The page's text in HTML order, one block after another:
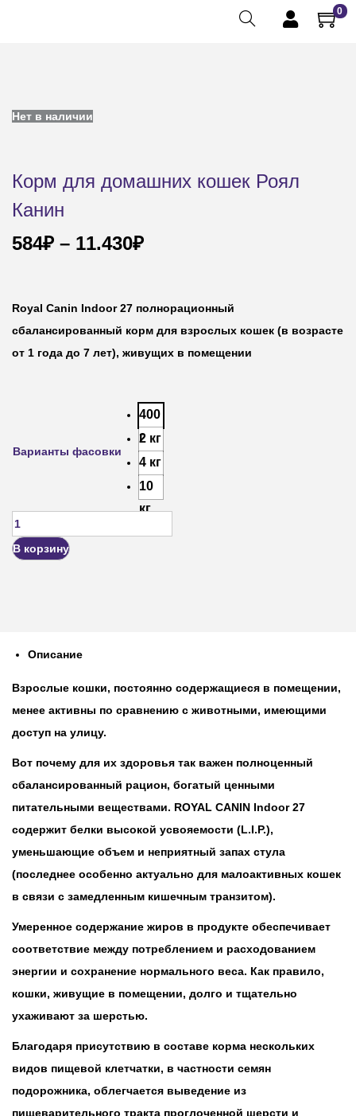
0
Нет в наличии
Корм для домашних кошек Роял
Канин
584₽ – 11.430₽
Royal Canin Indoor 27 полнорационный
сбалансированный корм для взрослых кошек (в возрасте
от 1 года до 7 лет), живущих в помещении
Варианты фасовки
400
г
2 кг
4 кг
10
кг
В корзину
Описание
Взрослые кошки, постоянно содержащиеся в помещении,
менее активны по сравнению с животными, имеющими
доступ на улицу.
Вот почему для их здоровья так важен полноценный
сбалансированный рацион, богатый ценными
питательными веществами. ROYAL CANIN Indoor 27
содержит белки высокой усвояемости (L.I.P.),
уменьшающие объем и неприятный запах стула
(последнее особенно актуально для малоактивных кошек
в связи с замедленным кишечным транзитом).
Умеренное содержание жиров в продукте обеспечивает
соответствие между потреблением и расходованием
энергии и сохранение нормального веса. Как правило,
кошки, живущие в помещении, долго и тщательно
ухаживают за шерстью.
Благодаря присутствию в составе корма нескольких
видов пищевой клетчатки, в частности семян
подорожника, облегчается выведение из
пищеварительного тракта проглоченной шерсти и